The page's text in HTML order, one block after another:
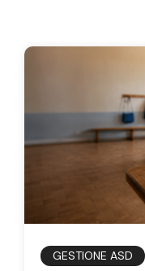
GESTIONE ASD